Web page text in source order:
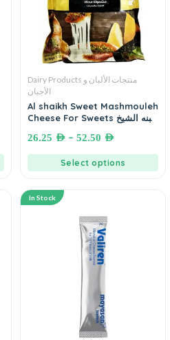
Dairy Products منتجات الألبان و
الأجبان
Al shaikh Sweet Mashmouleh
Cheese For Sweets جبنه الشيخ
26.25 AED – 52.50 AED
Select options
In Stock